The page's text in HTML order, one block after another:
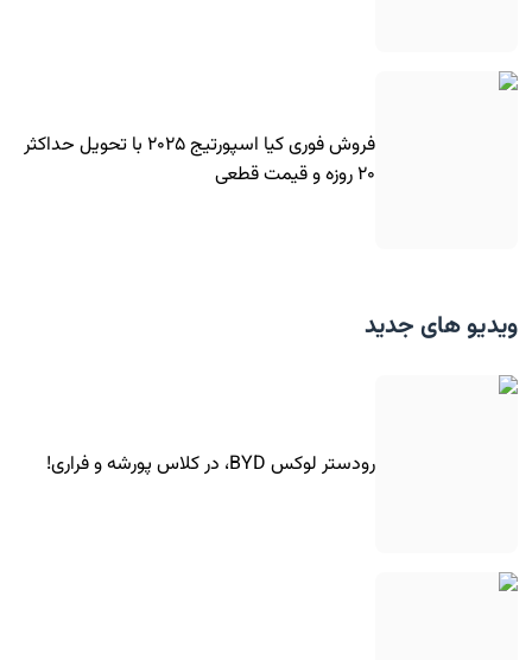
فروش فوری کیا اسپورتیج ۲۰۲۵ با تحویل حداکثر
۲۰ روزه و قیمت قطعی
ویدیو های جدید
رودستر لوکس BYD، در کلاس پورشه و فراری!